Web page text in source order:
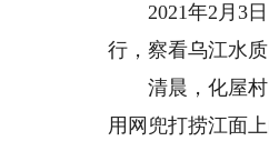
2021年2月3日
行，察看乌江水
清晨，化屋村
用网兜打捞江面